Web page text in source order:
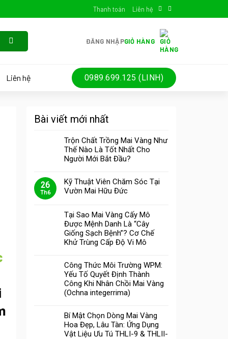
Thanh toán Liên hệ
ĐĂNG NHẬPGIỎ HÀNG
Liên hệ 0989.699.125 (LINH)
Bài viết mới nhất
Trộn Chất Trồng Mai Vàng Như
Thế Nào Là Tốt Nhất Cho
Người Mới Bắt Đầu?
26
Th6
Kỹ Thuật Viên Chăm Sóc Tại
Vườn Mai Hữu Đức
Tại Sao Mai Vàng Cấy Mô
Được Mệnh Danh Là “Cây
Giống Sạch Bệnh”? Cơ Chế
Khử Trùng Cấp Độ Vi Mô
Công Thức Môi Trường WPM:
Yếu Tố Quyết Định Thành
Công Khi Nhân Chồi Mai Vàng
(Ochna integerrima)
Bí Mật Chọn Dòng Mai Vàng
Hoa Đẹp, Lâu Tàn: Ứng Dụng
Vật Liệu Ưu Tú THLI-9 & THLII-